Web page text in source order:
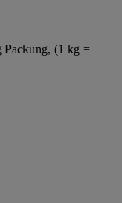
Packung, (1 kg =